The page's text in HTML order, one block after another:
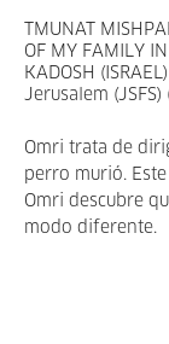
TMUNAT
OF MY FAMILY
KADOSH
Jerusalem (JSFS)
Omri trata de
perro murió.
Omri descubre
modo diferente.